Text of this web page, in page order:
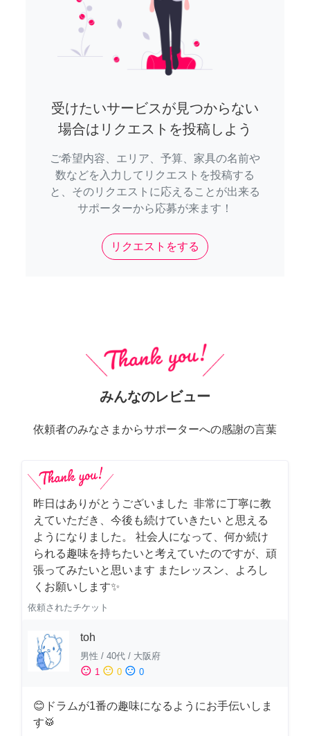
受けたいサービスが見つからない
場合はリクエストを投稿しよう
ご希望内容、エリア、予算、家具の名前や
数などを入力してリクエストを投稿する
と、そのリクエストに応えることが出来る
サポーターから応募が来ます！
リクエストをする
みんなのレビュー
依頼者のみなさまからサポーターへの感謝の言葉
昨日はありがとうございました 非常に丁寧に教
えていただき、今後も続けていきたい と思える
ようになりました。 社会人になって、何か続け
られる趣味を持ちたいと考えていたのですが、頑
張ってみたいと思います またレッスン、よろし
くお願いします✨
依頼されたチケット
toh
男性 / 40代 / 大阪府
sentiment_satisfied 1 sentiment_neutral 0 sentiment_dissatisfied 0
😊ドラムが1番の趣味になるようにお手伝いしま
す🥁